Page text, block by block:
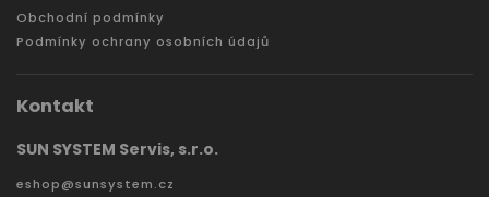
Obchodní podmínky
Podmínky ochrany osobních údajů
Kontakt
SUN SYSTEM Servis, s.r.o.
eshop@sunsystem.cz